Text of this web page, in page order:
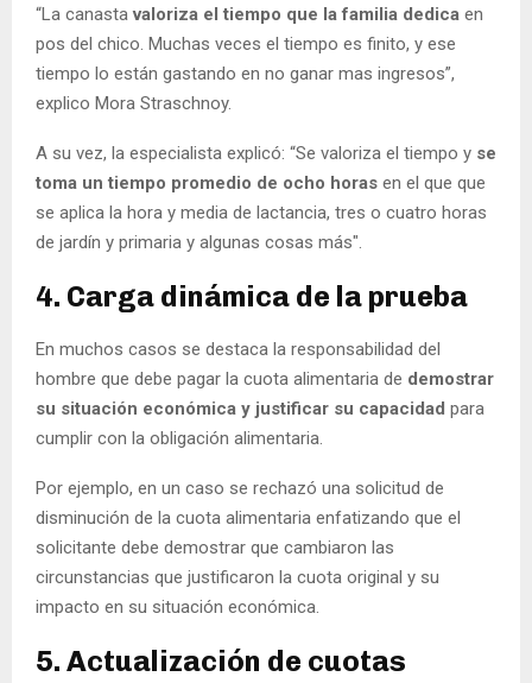
“La canastavaloriza el tiempo que la familia dedica en
pos del chico. Muchas veces el tiempo es finito, y ese
tiempo lo están gastando en no ganar mas ingresos”,
explico Mora Straschnoy.
A su vez, la especialista explicó: “Se valoriza el tiempo y se
toma un tiempo promedio de ocho horas en el que que
se aplica la hora y media de lactancia, tres o cuatro horas
de jardín y primaria y algunas cosas más".
4. Carga dinámica de la prueba
En muchos casos se destaca la responsabilidad del
hombre que debe pagar la cuota alimentaria de demostrar
su situación económica y justificar su capacidad para
cumplir con la obligación alimentaria.
Por ejemplo, en un caso se rechazó una solicitud de
disminución de la cuota alimentaria enfatizando que el
solicitante debe demostrar que cambiaron las
circunstancias que justificaron la cuota original y su
impacto en su situación económica.
5. Actualización de cuotas